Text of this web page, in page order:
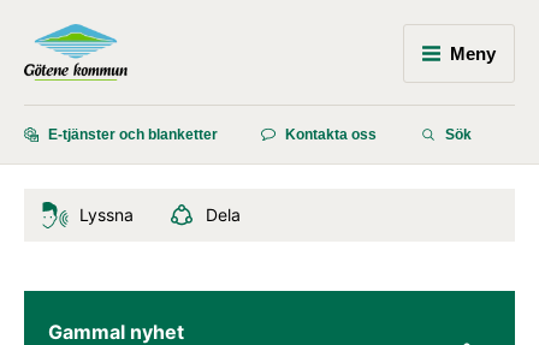
Meny
E-tjänster och blanketter Kontakta oss Sök
Lyssna Dela
Gammal nyhet